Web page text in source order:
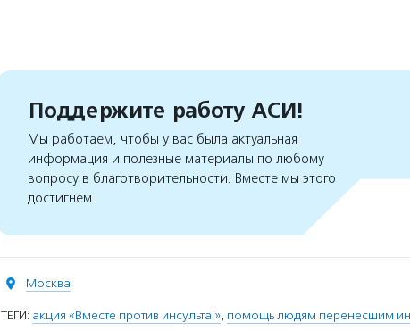
Поддержите работу АСИ!
Мы работаем, чтобы у вас была актуальная
информация и полезные материалы по любому
вопросу в благотворительности. Вместе мы этого
достигнем
Москва
ТЕГИ: акция «Вместе против инсульта!», помощь людям перенесшим